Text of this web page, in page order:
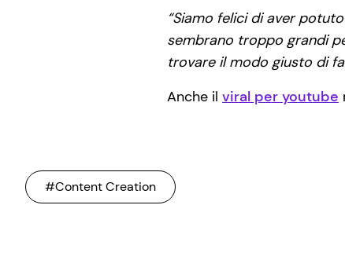
“Siamo felici di aver
sembrano troppo grandi
trovare il modo giusto di
Anche il viral per youtube
#Content Creation